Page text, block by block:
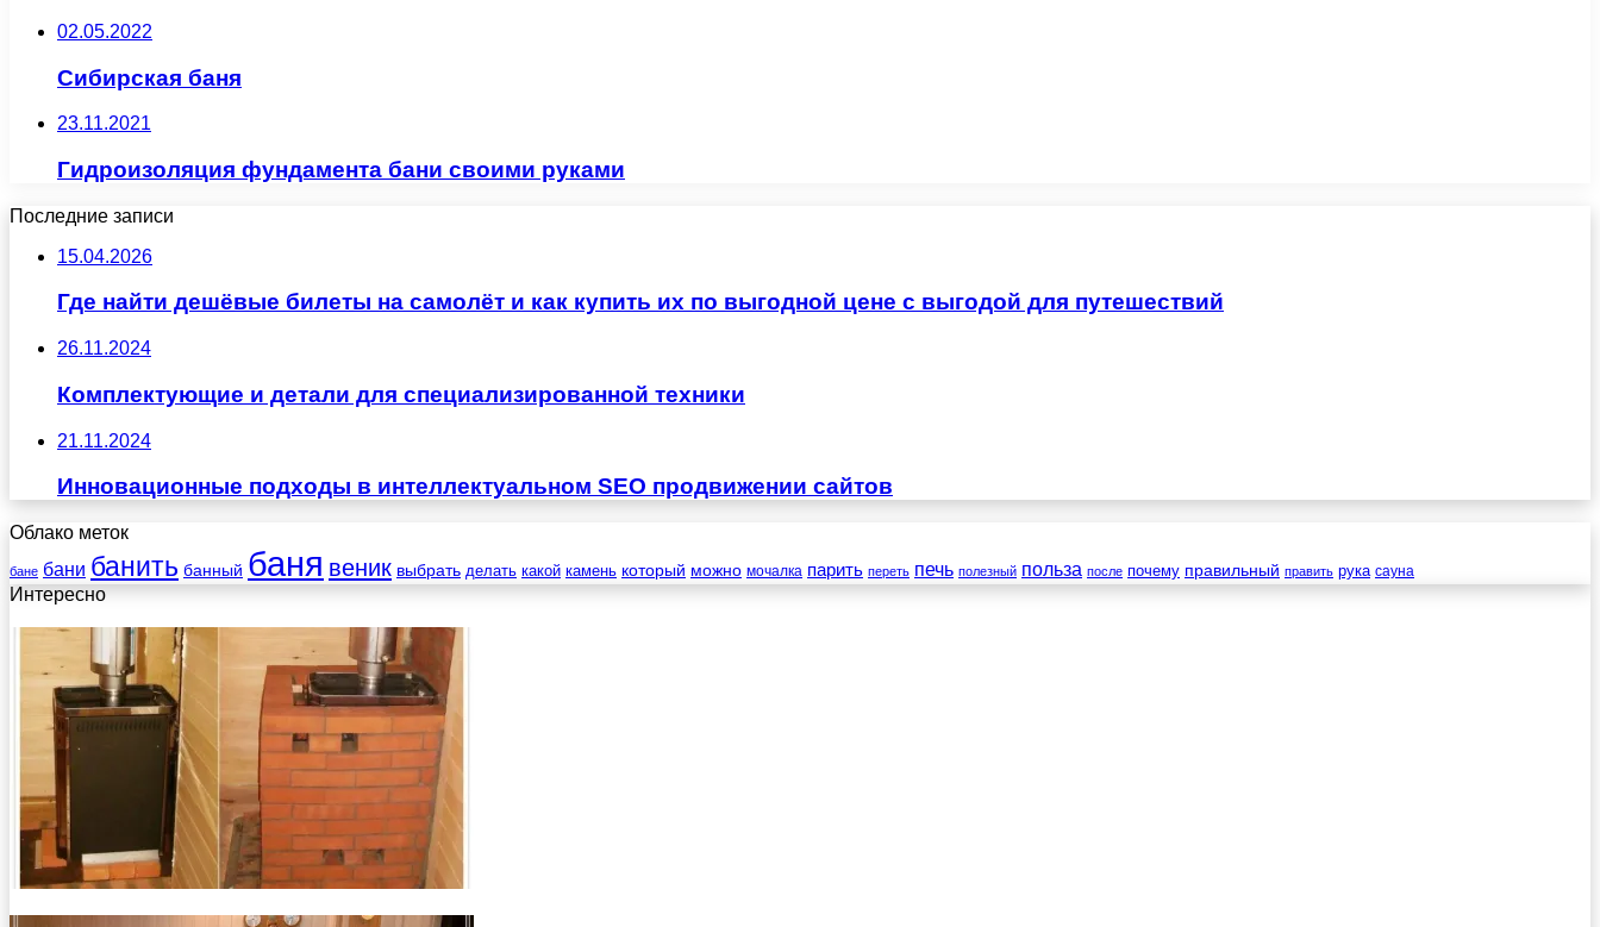
02.05.2022
Сибирская баня
23.11.2021
Гидроизоляция фундамента бани своими руками
Последние записи
15.04.2026
Где найти дешёвые билеты на самолёт и как купить их по выгодной цене с выгодой для путешествий
26.11.2024
Комплектующие и детали для специализированной техники
21.11.2024
Инновационные подходы в интеллектуальном SEO продвижении сайтов
Облако меток
бане бани банить банный баня веник выбрать делать какой камень который можно мочалка парить переть печь полезный польза после почему правильный править рука сауна
Интересно